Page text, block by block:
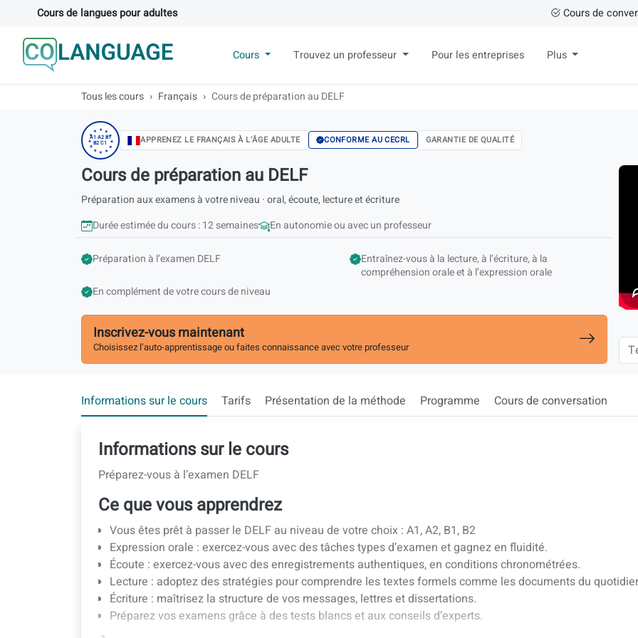
Cours de langues pour adultes Cours de
Cours Trouvez un professeur Pour les entreprises Plus
Tous les cours Français Cours de préparation au DELF
★ ★
★
★
★
★
★
★
★
★
★
★
A1 A2 B1
B2 C1
APPRENEZ LE FRANÇAIS À L’ÂGE ADULTE CONFORME AU CECRL GARANTIE DE QUALITÉ
Cours de préparation au DELF
Préparation aux examens à votre niveau · oral, écoute, lecture et écriture
Durée estimée du cours : 12 semaines
En autonomie ou avec un professeur
Préparation à l’examen DELF
Entraînez-vous à la lecture, à l’écriture, à la
compréhension orale et à l’expression orale
En complément de votre cours de niveau
Inscrivez-vous maintenant
Choisissez l’auto-apprentissage ou faites connaissance avec votre professeur
Informations sur le cours Tarifs Présentation de la méthode Programme Cours de conversation
Informations sur le cours
Préparez-vous à l’examen DELF
Ce que vous apprendrez
Vous êtes prêt à passer le DELF au niveau de votre choix : A1, A2, B1, B2
Expression orale : exercez-vous avec des tâches types d’examen et gagnez en fluidité.
Écoute : exercez-vous avec des enregistrements authentiques, en conditions chronométrées.
Lecture : adoptez des stratégies pour comprendre les textes formels comme les documents du
Écriture : maîtrisez la structure de vos messages, lettres et dissertations.
Préparez vos examens grâce à des tests blancs et aux conseils d’experts.